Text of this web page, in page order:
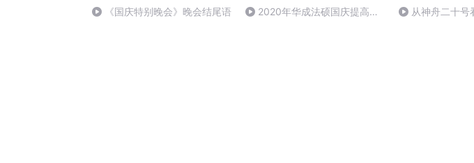
《国庆特别晚会》晚会结尾语
2020年华成法硕国庆提高班
从神舟二十号